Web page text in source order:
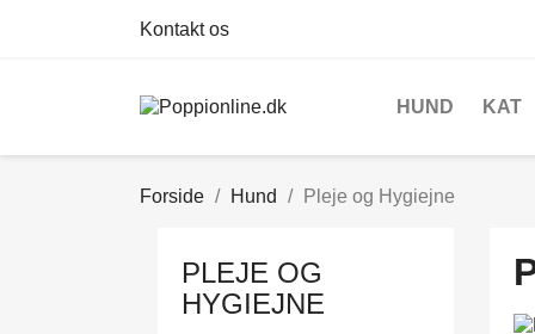
Kontakt os
HUND KAT
Forside Hund Pleje og Hygiejne
PLEJE OG
HYGIEJNE